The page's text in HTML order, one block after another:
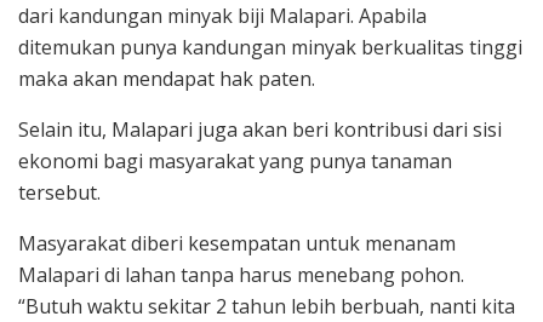
dari kandungan minyak biji Malapari. Apabila
ditemukan punya kandungan minyak berkualitas tinggi
maka akan mendapat hak paten.
Selain itu, Malapari juga akan beri kontribusi dari sisi
ekonomi bagi masyarakat yang punya tanaman
tersebut.
Masyarakat diberi kesempatan untuk menanam
Malapari di lahan tanpa harus menebang pohon.
“Butuh waktu sekitar 2 tahun lebih berbuah, nanti kita